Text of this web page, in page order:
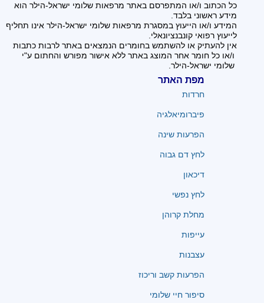
כל הכתוב ו/או המתפרסם באתר מרפאות שלומי ישראל-הילר הוא
מידע ראשוני בלבד.
המידע ו/או הייעוץ במסגרת מרפאות שלומי ישראל-הילר אינו תחליף
לייעוץ רפואי קונבנציונאלי.
אין להעתיק או להשתמש בחומרים הנמצאים באתר לרבות כתבות
ו/או כל חומר אחר המוצג באתר ללא אישור מפורש והחתום ע"י
שלומי ישראל-הילר.
מפת האתר
חרדות
פיברומיאלגיה
הפרעות שינה
לחץ דם גבוה
דיכאון
לחץ נפשי
מחלת קרוהן
עייפות
עצבנות
הפרעות קשב וריכוז
סיפור חיי שלומי